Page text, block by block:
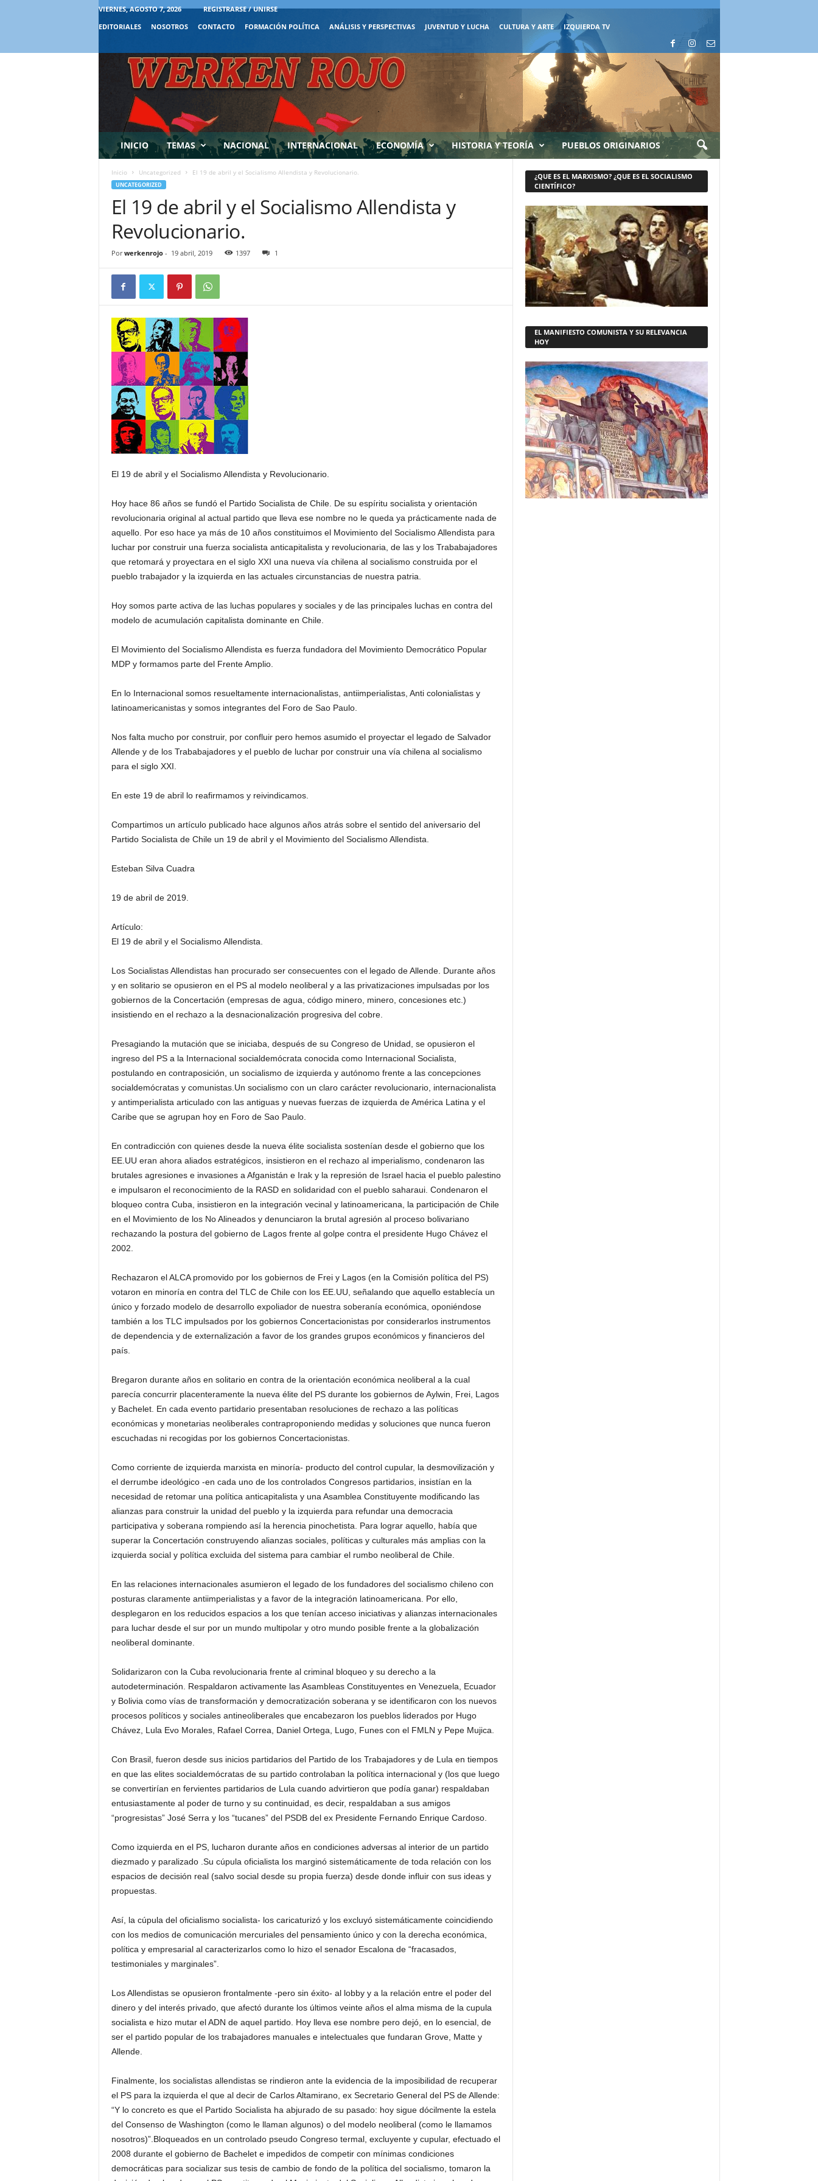
VIERNES, AGOSTO 7, 2026
REGISTRARSE / UNIRSE
EDITORIALES
NOSOTROS CONTACTO FORMACIÓN POLÍTICA ANÁLISIS Y PERSPECTIVAS JUVENTUD Y LUCHA CULTURA Y ARTE IZQUIERDA TV
INICIO TEMAS NACIONAL INTERNACIONAL ECONOMÍA HISTORIA Y TEORÍA PUEBLOS ORIGINARIOS
Inicio Uncategorized El 19 de abril y el Socialismo Allendista y Revolucionario.
UNCATEGORIZED
El 19 de abril y el Socialismo Allendista y
Revolucionario.
Por werkenrojo- 19 abril, 2019 1397 1
El 19 de abril y el Socialismo Allendista y Revolucionario.
Hoy hace 86 años se fundó el Partido Socialista de Chile. De su espíritu socialista y orientación
revolucionaria original al actual partido que lleva ese nombre no le queda ya prácticamente nada de
aquello. Por eso hace ya más de 10 años constituimos el Movimiento del Socialismo Allendista para
luchar por construir una fuerza socialista anticapitalista y revolucionaria, de las y los Trababajadores
que retomará y proyectara en el siglo XXI una nueva vía chilena al socialismo construida por el
pueblo trabajador y la izquierda en las actuales circunstancias de nuestra patria.
Hoy somos parte activa de las luchas populares y sociales y de las principales luchas en contra del
modelo de acumulación capitalista dominante en Chile.
El Movimiento del Socialismo Allendista es fuerza fundadora del Movimiento Democrático Popular
MDP y formamos parte del Frente Amplio.
En lo Internacional somos resueltamente internacionalistas, antiimperialistas, Anti colonialistas y
latinoamericanistas y somos integrantes del Foro de Sao Paulo.
Nos falta mucho por construir, por confluir pero hemos asumido el proyectar el legado de Salvador
Allende y de los Trababajadores y el pueblo de luchar por construir una vía chilena al socialismo
para el siglo XXI.
En este 19 de abril lo reafirmamos y reivindicamos.
Compartimos un artículo publicado hace algunos años atrás sobre el sentido del aniversario del
Partido Socialista de Chile un 19 de abril y el Movimiento del Socialismo Allendista.
Esteban Silva Cuadra
19 de abril de 2019.
Artículo:
El 19 de abril y el Socialismo Allendista.
Los Socialistas Allendistas han procurado ser consecuentes con el legado de Allende. Durante años
y en solitario se opusieron en el PS al modelo neoliberal y a las privatizaciones impulsadas por los
gobiernos de la Concertación (empresas de agua, código minero, minero, concesiones etc.)
insistiendo en el rechazo a la desnacionalización progresiva del cobre.
Presagiando la mutación que se iniciaba, después de su Congreso de Unidad, se opusieron el
ingreso del PS a la Internacional socialdemócrata conocida como Internacional Socialista,
postulando en contraposición, un socialismo de izquierda y autónomo frente a las concepciones
socialdemócratas y comunistas.Un socialismo con un claro carácter revolucionario, internacionalista
y antimperialista articulado con las antiguas y nuevas fuerzas de izquierda de América Latina y el
Caribe que se agrupan hoy en Foro de Sao Paulo.
En contradicción con quienes desde la nueva élite socialista sostenían desde el gobierno que los
EE.UU eran ahora aliados estratégicos, insistieron en el rechazo al imperialismo, condenaron las
brutales agresiones e invasiones a Afganistán e Irak y la represión de Israel hacia el pueblo palestino
e impulsaron el reconocimiento de la RASD en solidaridad con el pueblo saharaui. Condenaron el
bloqueo contra Cuba, insistieron en la integración vecinal y latinoamericana, la participación de Chile
en el Movimiento de los No Alineados y denunciaron la brutal agresión al proceso bolivariano
rechazando la postura del gobierno de Lagos frente al golpe contra el presidente Hugo Chávez el
2002.
Rechazaron el ALCA promovido por los gobiernos de Frei y Lagos (en la Comisión política del PS)
votaron en minoría en contra del TLC de Chile con los EE.UU, señalando que aquello establecía un
único y forzado modelo de desarrollo expoliador de nuestra soberanía económica, oponiéndose
también a los TLC impulsados por los gobiernos Concertacionistas por considerarlos instrumentos
de dependencia y de externalización a favor de los grandes grupos económicos y financieros del
país.
Bregaron durante años en solitario en contra de la orientación económica neoliberal a la cual
parecía concurrir placenteramente la nueva élite del PS durante los gobiernos de Aylwin, Frei, Lagos
y Bachelet. En cada evento partidario presentaban resoluciones de rechazo a las políticas
económicas y monetarias neoliberales contraproponiendo medidas y soluciones que nunca fueron
escuchadas ni recogidas por los gobiernos Concertacionistas.
Como corriente de izquierda marxista en minoría- producto del control cupular, la desmovilización y
el derrumbe ideológico -en cada uno de los controlados Congresos partidarios, insistían en la
necesidad de retomar una política anticapitalista y una Asamblea Constituyente modificando las
alianzas para construir la unidad del pueblo y la izquierda para refundar una democracia
participativa y soberana rompiendo así la herencia pinochetista. Para lograr aquello, había que
superar la Concertación construyendo alianzas sociales, políticas y culturales más amplias con la
izquierda social y política excluida del sistema para cambiar el rumbo neoliberal de Chile.
En las relaciones internacionales asumieron el legado de los fundadores del socialismo chileno con
posturas claramente antiimperialistas y a favor de la integración latinoamericana. Por ello,
desplegaron en los reducidos espacios a los que tenían acceso iniciativas y alianzas internacionales
para luchar desde el sur por un mundo multipolar y otro mundo posible frente a la globalización
neoliberal dominante.
Solidarizaron con la Cuba revolucionaria frente al criminal bloqueo y su derecho a la
autodeterminación. Respaldaron activamente las Asambleas Constituyentes en Venezuela, Ecuador
y Bolivia como vías de transformación y democratización soberana y se identificaron con los nuevos
procesos políticos y sociales antineoliberales que encabezaron los pueblos liderados por Hugo
Chávez, Lula Evo Morales, Rafael Correa, Daniel Ortega, Lugo, Funes con el FMLN y Pepe Mujica.
Con Brasil, fueron desde sus inicios partidarios del Partido de los Trabajadores y de Lula en tiempos
en que las elites socialdemócratas de su partido controlaban la política internacional y (los que luego
se convertirían en fervientes partidarios de Lula cuando advirtieron que podía ganar) respaldaban
entusiastamente al poder de turno y su continuidad, es decir, respaldaban a sus amigos
“progresistas” José Serra y los “tucanes” del PSDB del ex Presidente Fernando Enrique Cardoso.
Como izquierda en el PS, lucharon durante años en condiciones adversas al interior de un partido
diezmado y paralizado .Su cúpula oficialista los marginó sistemáticamente de toda relación con los
espacios de decisión real (salvo social desde su propia fuerza) desde donde influir con sus ideas y
propuestas.
Así, la cúpula del oficialismo socialista- los caricaturizó y los excluyó sistemáticamente coincidiendo
con los medios de comunicación mercuriales del pensamiento único y con la derecha económica,
política y empresarial al caracterizarlos como lo hizo el senador Escalona de “fracasados,
testimoniales y marginales”.
Los Allendistas se opusieron frontalmente -pero sin éxito- al lobby y a la relación entre el poder del
dinero y del interés privado, que afectó durante los últimos veinte años el alma misma de la cupula
socialista e hizo mutar el ADN de aquel partido. Hoy lleva ese nombre pero dejó, en lo esencial, de
ser el partido popular de los trabajadores manuales e intelectuales que fundaran Grove, Matte y
Allende.
Finalmente, los socialistas allendistas se rindieron ante la evidencia de la imposibilidad de recuperar
el PS para la izquierda el que al decir de Carlos Altamirano, ex Secretario General del PS de Allende:
“Y lo concreto es que el Partido Socialista ha abjurado de su pasado: hoy sigue dócilmente la estela
del Consenso de Washington (como le llaman algunos) o del modelo neoliberal (como le llamamos
nosotros)”.Bloqueados en un controlado pseudo Congreso termal, excluyente y cupular, efectuado el
2008 durante el gobierno de Bachelet e impedidos de competir con mínimas condiciones
democráticas para socializar sus tesis de cambio de fondo de la política del socialismo, tomaron la
¿QUE ES EL MARXISMO? ¿QUE ES EL SOCIALISMO
CIENTÍFICO?
EL MANIFIESTO COMUNISTA Y SU RELEVANCIA
HOY